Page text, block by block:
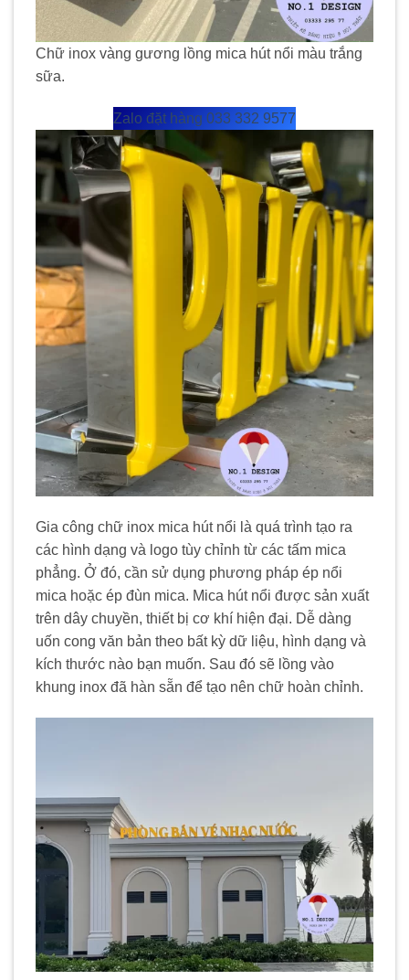
Chữ inox vàng gương lồng mica hút nổi màu trắng
sữa.
Zalo đặt hàng 033 332 9577
Gia công chữ inox mica hút nổi là quá trình tạo ra
các hình dạng và logo tùy chỉnh từ các tấm mica
phẳng. Ở đó, cần sử dụng phương pháp ép nổi
mica hoặc ép đùn mica. Mica hút nổi được sản xuất
trên dây chuyền, thiết bị cơ khí hiện đại. Dễ dàng
uốn cong văn bản theo bất kỳ dữ liệu, hình dạng và
kích thước nào bạn muốn. Sau đó sẽ lồng vào
khung inox đã hàn sẵn để tạo nên chữ hoàn chỉnh.